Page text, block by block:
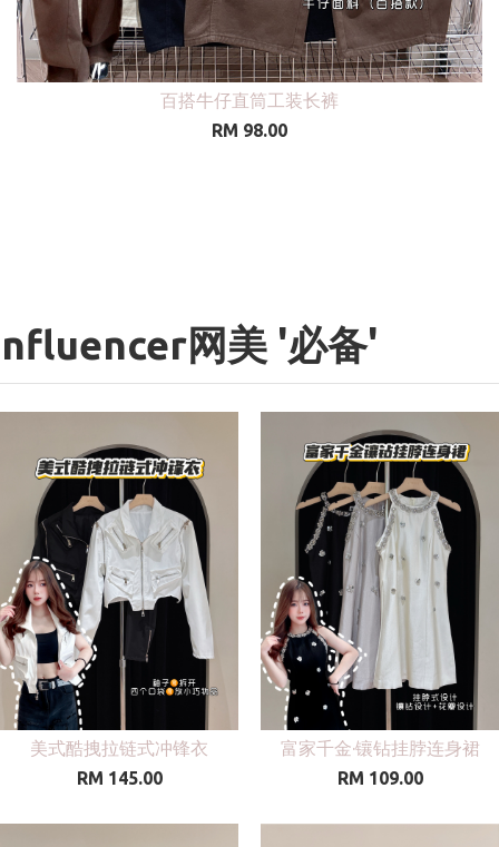
网美 '必备'
美式酷拽拉链式冲锋衣
RM 145.00
富家千金·镶钻挂脖连身裙
RM 109.00